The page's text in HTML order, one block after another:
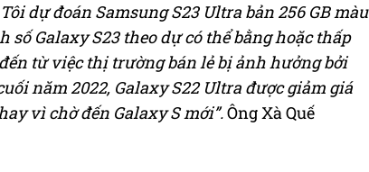
dự đoán Samsung S23 Ultra bản 256 GB màu
Galaxy S23 theo dự có thể bằng hoặc thấp
từ việc thị trường bán lẻ bị ảnh hưởng bởi
năm 2022, Galaxy S22 Ultra được giảm giá
vì chờ đến Galaxy S mới”.Ông Xà Quế